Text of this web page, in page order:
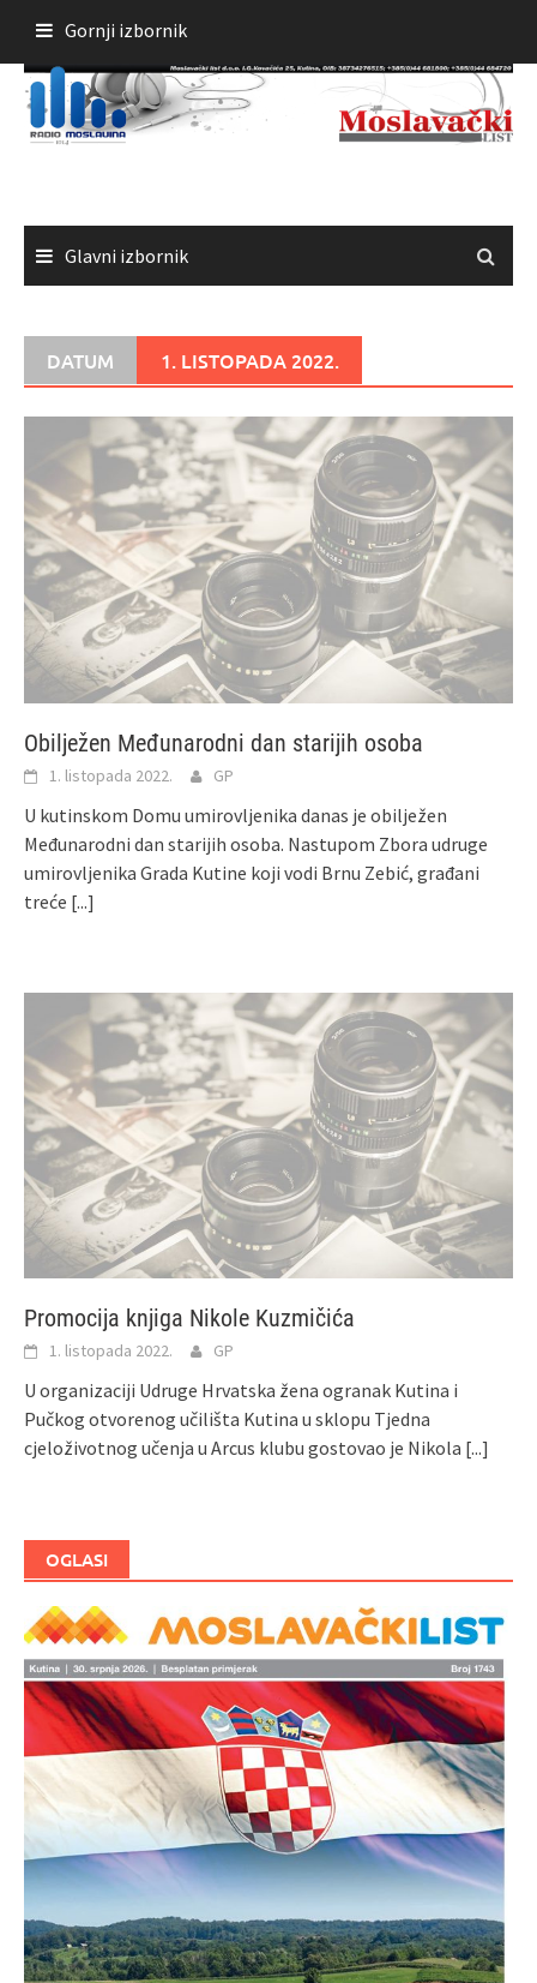
sadržaja
Gornji izbornik
Glavni izbornik
DATUM 1. LISTOPADA 2022.
Obilježen Međunarodni dan starijih osoba
1. listopada 2022. GP
U kutinskom Domu umirovljenika danas je obilježen
Međunarodni dan starijih osoba. Nastupom Zbora udruge
umirovljenika Grada Kutine koji vodi Brnu Zebić, građani
treće [...]
Promocija knjiga Nikole Kuzmičića
1. listopada 2022. GP
U organizaciji Udruge Hrvatska žena ogranak Kutina i
Pučkog otvorenog učilišta Kutina u sklopu Tjedna
cjeloživotnog učenja u Arcus klubu gostovao je Nikola [...]
OGLASI